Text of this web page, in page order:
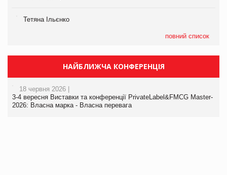
Тетяна Ільєнко
повний список
НАЙБЛИЖЧА КОНФЕРЕНЦІЯ
18 червня 2026 |
3-4 вересня Виставки та конференції PrivateLabel&FMCG Master-
2026: Власна марка - Власна перевага